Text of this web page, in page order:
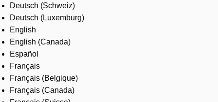
Where to buy
Contact us
Careers
Deutsch (Schweiz)
Deutsch (Luxemburg)
English
English (Canada)
Español
Français
Français (Belgique)
Français (Canada)